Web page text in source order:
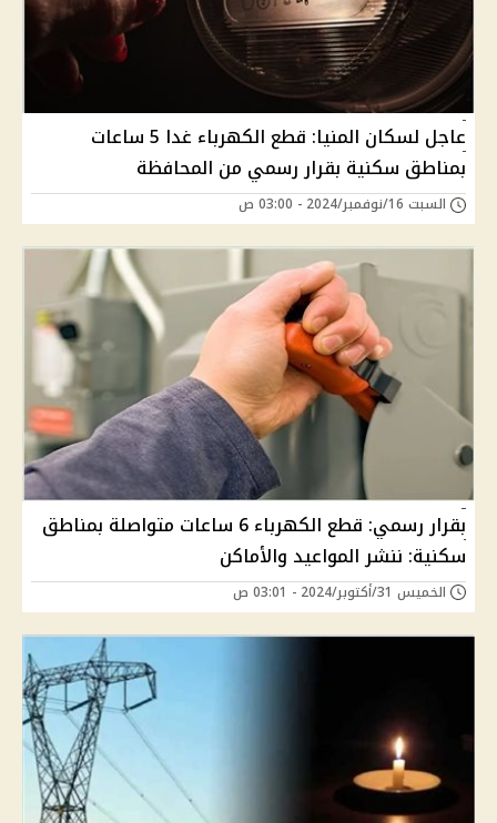
عاجل لسكان المنيا: قطع الكهرباء غدا 5 ساعات
بمناطق سكنية بقرار رسمي من المحافظة
السبت 16/نوفمبر/2024 - 03:00 ص
بقرار رسمي: قطع الكهرباء 6 ساعات متواصلة بمناطق
سكنية: ننشر المواعيد والأماكن
الخميس 31/أكتوبر/2024 - 03:01 ص